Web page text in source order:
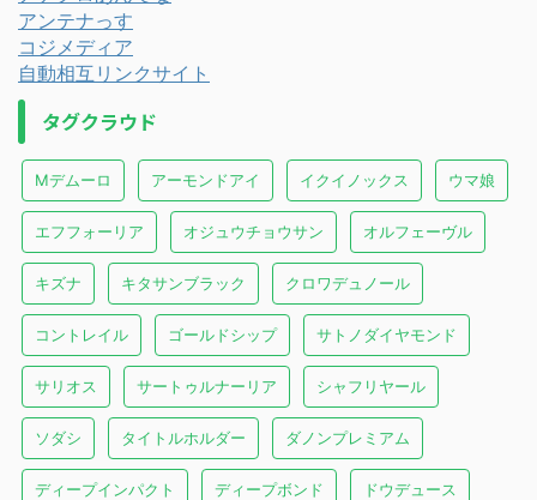
アンテナっす
コジメディア
自動相互リンクサイト
タグクラウド
Mデムーロ アーモンドアイ イクイノックス ウマ娘
エフフォーリア オジュウチョウサン オルフェーヴル
キズナ キタサンブラック クロワデュノール
コントレイル ゴールドシップ サトノダイヤモンド
サリオス サートゥルナーリア シャフリヤール
ソダシ タイトルホルダー ダノンプレミアム
ディープインパクト ディープボンド ドウデュース